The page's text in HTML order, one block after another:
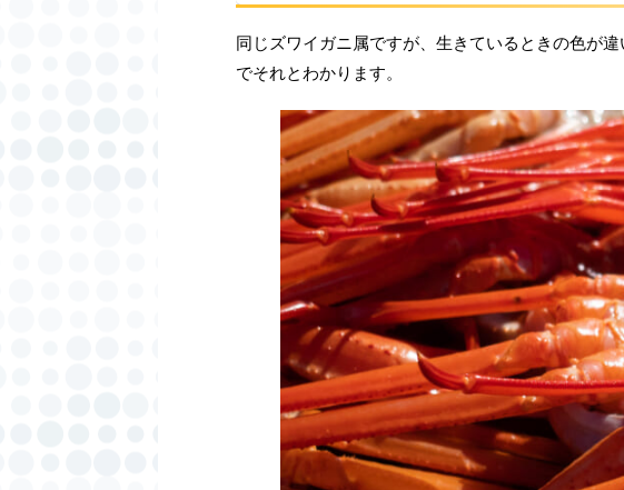
同じズワイガニ属ですが、生きているときの色が
でそれとわかります。